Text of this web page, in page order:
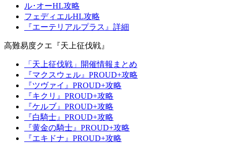
ル･オーHL攻略
フェディエルHL攻略
『エーテリアルプラス』詳細
高難易度クエ『天上征伐戦』
「天上征伐戦」開催情報まとめ
『マクスウェル』PROUD+攻略
『ツヴァイ』PROUD+攻略
『キクリ』PROUD+攻略
『ケルブ』PROUD+攻略
『白騎士』PROUD+攻略
『黄金の騎士』PROUD+攻略
『エキドナ』PROUD+攻略